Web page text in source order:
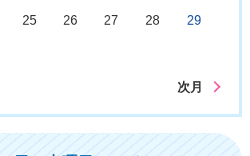
25 26 27 28 29
次月